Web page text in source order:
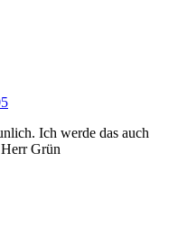
Ich werde das auch
Grün